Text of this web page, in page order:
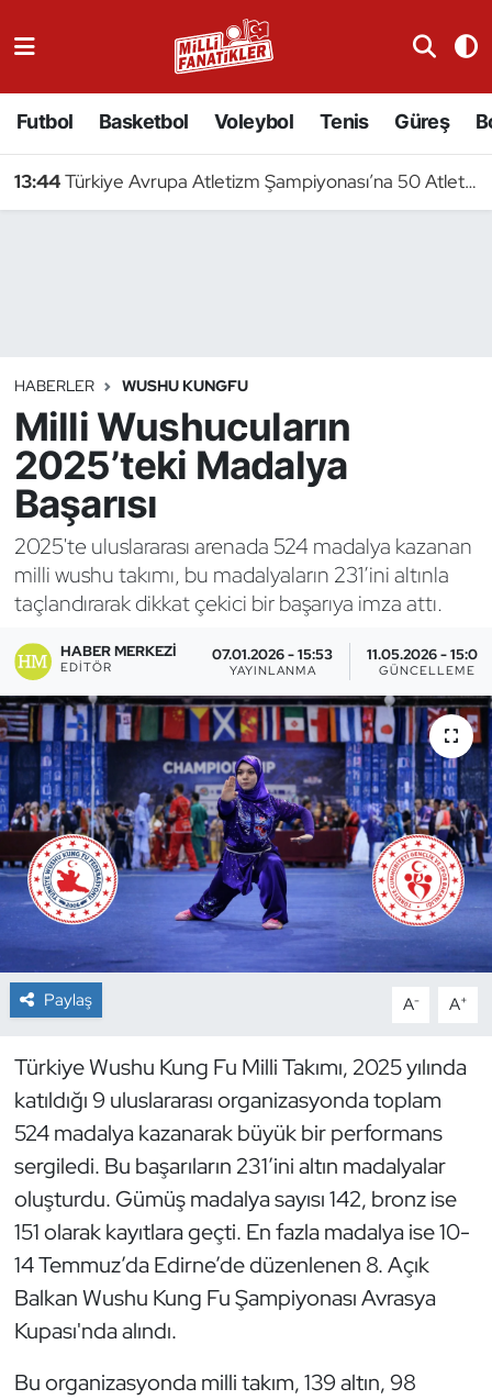
Futbol Basketbol Voleybol Tenis Güreş
13:44Türkiye Avrupa Atletizm Şampiyonası’na 50 Atletle Gidiyor
HABERLER WUSHU KUNGFU
Milli Wushucuların
2025’teki Madalya
Başarısı
2025'te uluslararası arenada 524 madalya kazanan
milli wushu takımı, bu madalyaların 231’ini altınla
taçlandırarak dikkat çekici bir başarıya imza attı.
HABER MERKEZI
EDITÖR
07.01.2026 - 15:53
YAYINLANMA
11.05.2026 - 15:03
GÜNCELLEME
Paylaş A- A+
Türkiye Wushu Kung Fu Milli Takımı, 2025 yılında
katıldığı 9 uluslararası organizasyonda toplam
524 madalya kazanarak büyük bir performans
sergiledi. Bu başarıların 231’ini altın madalyalar
oluşturdu. Gümüş madalya sayısı 142, bronz ise
151 olarak kayıtlara geçti. En fazla madalya ise 10-
14 Temmuz’da Edirne’de düzenlenen 8. Açık
Balkan Wushu Kung Fu Şampiyonası Avrasya
Kupası'nda alındı.
Bu organizasyonda milli takım, 139 altın, 98
Badminton
Binicilik
Bisiklet
Bocce Bowling Dart
Boks
Briç
Buz Hokeyi
Buz Pateni
Çim Hokeyi
Cimnastik
Curling
Dağcılık
Dövüş Sanatı
E-Spor
Eskrim
Futbol
Futsal
Genel